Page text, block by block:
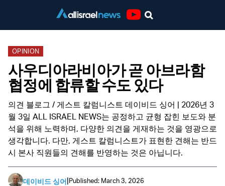
OPINION
사우디아라비아가 곧 아브라함
협정에 합류할 수도 있다
의견 블로그 / 게스트 칼럼니스트 데이비드 싱어 | 2026년 3
월 3일 ALL ISRAEL NEWS는 공정하고 균형 잡힌 보도와 분
석을 위해 노력하며, 다양한 의견을 게재하는 것을 영광으로
생각합니다. 다만, 게스트 칼럼니스트가 표현한 견해는 반드
시 본사 직원들의 견해를 반영하는 것은 아닙니다.
데이비드 싱어|Published: March 3, 2026